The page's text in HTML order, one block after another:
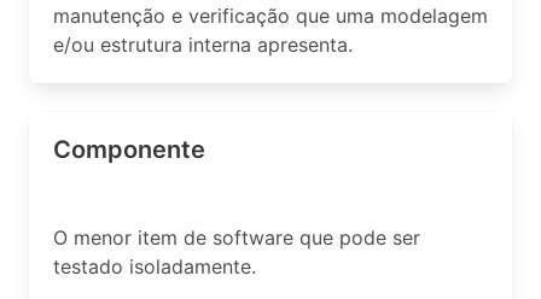
manutenção e verificação que uma modelagem
e/ou estrutura interna apresenta.
Componente
O menor item de software que pode ser
testado isoladamente.